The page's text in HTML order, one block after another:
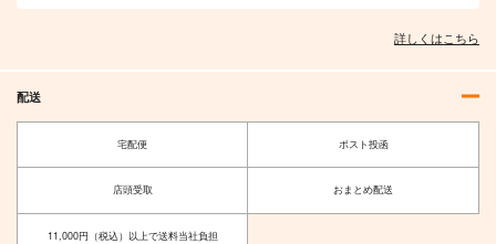
詳しくはこちら
配送
宅配便 ポスト投函
店頭受取 おまとめ配送
11,000円（税込）以上で送料当社負担